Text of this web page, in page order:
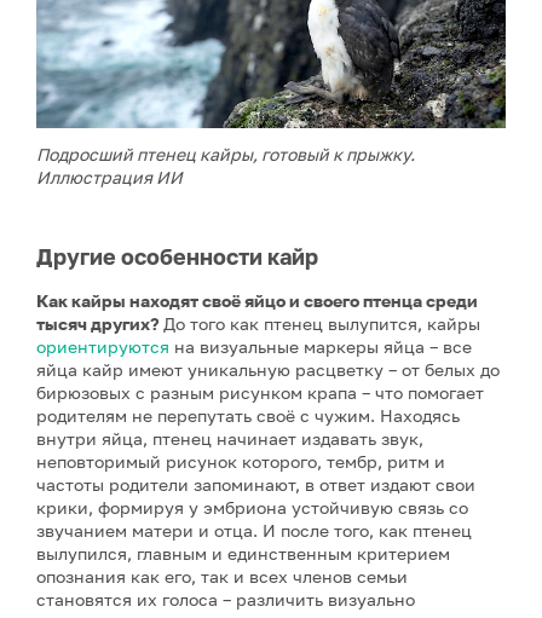
Подросший птенец кайры, готовый к прыжку.
Иллюстрация ИИ
Другие особенности кайр
Как кайры находят своё яйцо и своего птенца среди
тысяч других? До того как птенец вылупится, кайры
ориентируются на визуальные маркеры яйца – все
яйца кайр имеют уникальную расцветку – от белых до
бирюзовых с разным рисунком крапа – что помогает
родителям не перепутать своё с чужим. Находясь
внутри яйца, птенец начинает издавать звук,
неповторимый рисунок которого, тембр, ритм и
частоты родители запоминают, в ответ издают свои
крики, формируя у эмбриона устойчивую связь со
звучанием матери и отца. И после того, как птенец
вылупился, главным и единственным критерием
опознания как его, так и всех членов семьи
становятся их голоса – различить визуально